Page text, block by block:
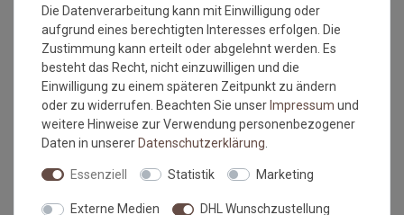
Versandkostenfrei*
Fusmatte Salonloewe
Strawberry Thief blue 50x75
cm
Grundpreis:47,95 €/ Stück
inkl. ges. MwSt.
Versandkostenfrei*
Versandkostenfrei*
Fusmatte Salonloewe Artsy
Blossom terra 50x75 cm
Grundpreis:47,95 € /Stück
inkl. ges. MwSt.
Versandkostenfrei*
NEU
Die Datenverarbeitung kann mit Einwilligung oder
aufgrund eines berechtigten Interesses erfolgen. Die
Zustimmung kann erteilt oder abgelehnt werden. Es
besteht das Recht, nicht einzuwilligen und die
Einwilligung zu einem späteren Zeitpunkt zu ändern
oder zu widerrufen. Beachten Sie unserImpressum und
weitere Hinweise zur Verwendung personenbezogener
Daten in unsererDaten­schutz­erklärung
Essenziell Statistik Marketing
Externe Medien DHL Wunschzustellung